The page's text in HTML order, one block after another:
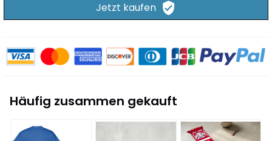
Jetzt kaufen
Häufig zusammen gekauft